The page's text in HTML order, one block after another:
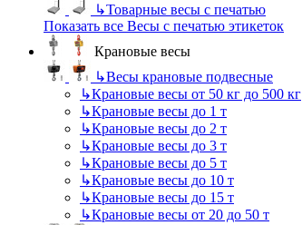
↳Товарные весы с печатью
Показать все Весы с печатью этикеток
Крановые весы
↳Весы крановые подвесные
↳Крановые весы от 50 кг до 500 кг
↳Крановые весы до 1 т
↳Крановые весы до 2 т
↳Крановые весы до 3 т
↳Крановые весы до 5 т
↳Крановые весы до 10 т
↳Крановые весы до 15 т
↳Крановые весы от 20 до 50 т